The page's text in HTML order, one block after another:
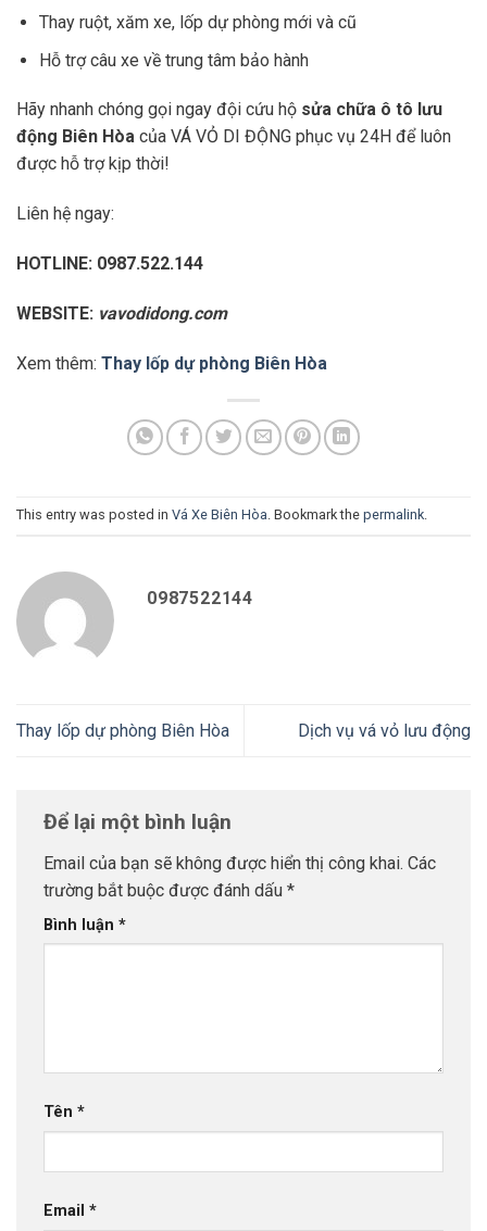
Thay ruột, xăm xe, lốp dự phòng mới và cũ
Hỗ trợ câu xe về trung tâm bảo hành
Hãy nhanh chóng gọi ngay đội cứu hộ sửa chữa ô tô lưu
động Biên Hòa của VÁ VỎ DI ĐỘNG phục vụ 24H để luôn
được hỗ trợ kịp thời!
Liên hệ ngay:
HOTLINE: 0987.522.144
WEBSITE: vavodidong.com
Xem thêm: Thay lốp dự phòng Biên Hòa
This entry was posted in Vá Xe Biên Hòa . Bookmark the permalink
0987522144
Thay lốp dự phòng Biên Hòa Dịch vụ vá vỏ lưu động
Để lại một bình luận
Email của bạn sẽ không được hiển thị công khai. Các
trường bắt buộc được đánh dấu *
Bình luận *
Tên *
Email *